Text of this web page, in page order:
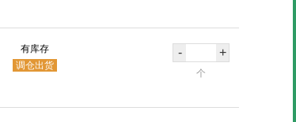
有库存
调仓出货
- +
个